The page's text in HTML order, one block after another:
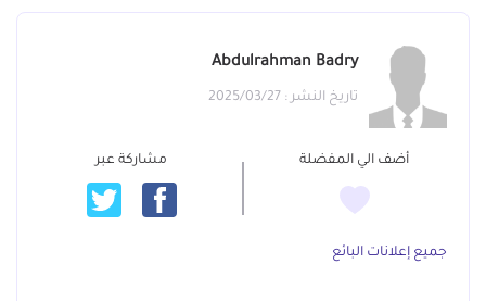
Abdulrahman Badry
تاريخ النشر : 2025/03/27
أضف الي المفضلة مشاركة عبر
جميع إعلانات البائع